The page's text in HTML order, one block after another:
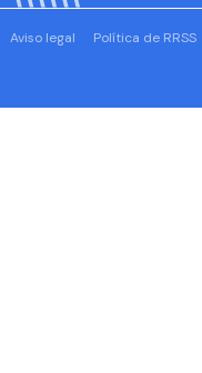
Aviso legal Política de RRSS